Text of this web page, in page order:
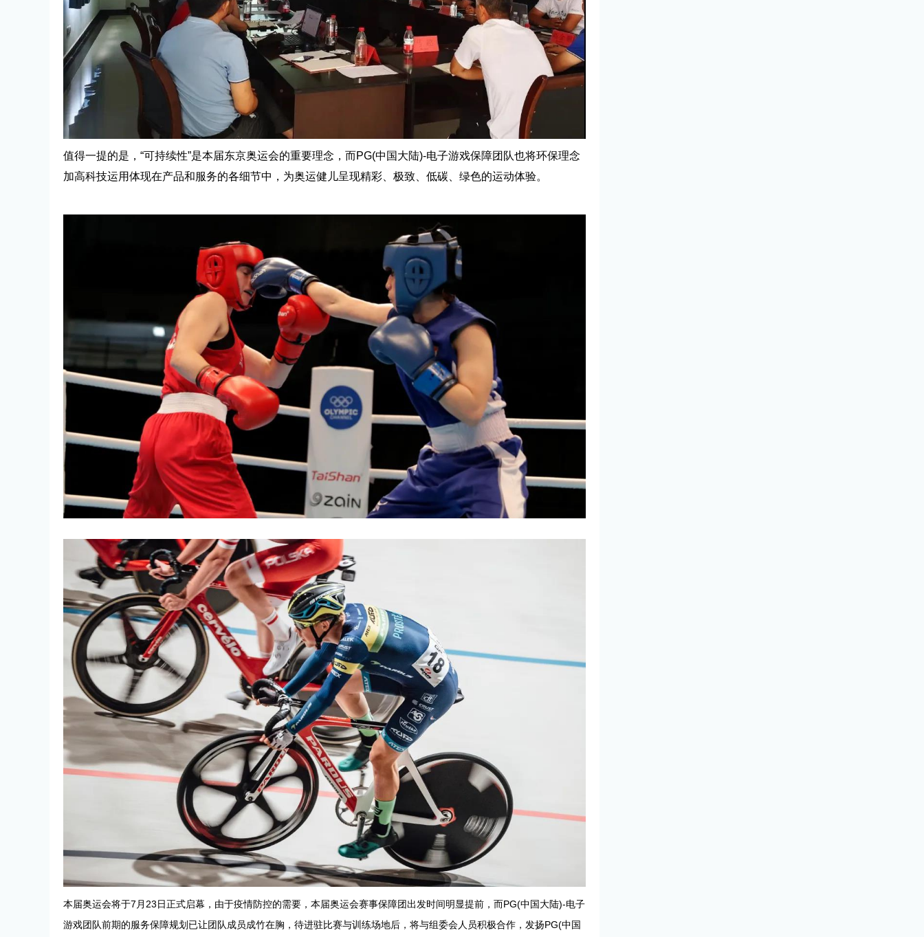
值得一提的是，“可持续性”是本届东京奥运会的重要理念，而PG(中国大陆)-电子游戏保障团队也将环保理念
加高科技运用体现在产品和服务的各细节中，为奥运健儿呈现精彩、极致、低碳、绿色的运动体验。
本届奥运会将于7月23日正式启幕，由于疫情防控的需要，本届奥运会赛事保障团出发时间明显提前，而PG(中国大陆)-电子
游戏团队前期的服务保障规划已让团队成员成竹在胸，待进驻比赛与训练场地后，将与组委会人员积极合作，发扬PG(中国